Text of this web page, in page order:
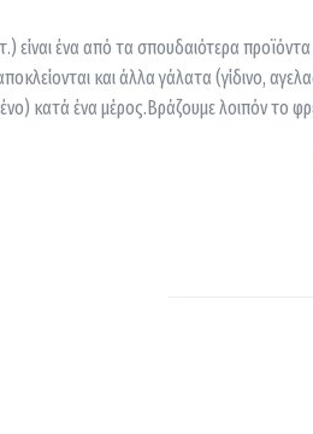
είναι ένα από τα σπουδαιότερα
και άλλα γάλατα (γίδινο,
κατά ένα μέρος.Βράζουμε λοιπόν το